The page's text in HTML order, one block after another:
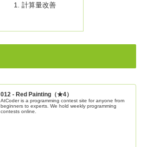
計算量改善
012 - Red Painting（★4）
AtCoder is a programming contest site for anyone from
beginners to experts. We hold weekly programming
contests online.